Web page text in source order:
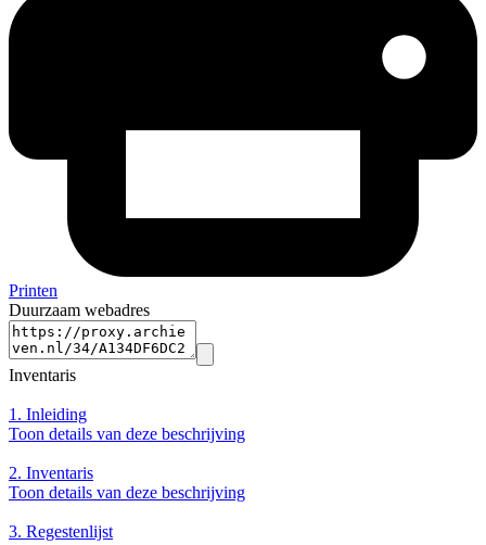
Printen
Duurzaam webadres
Inventaris
1. Inleiding
Toon details van deze beschrijving
2. Inventaris
Toon details van deze beschrijving
3. Regestenlijst